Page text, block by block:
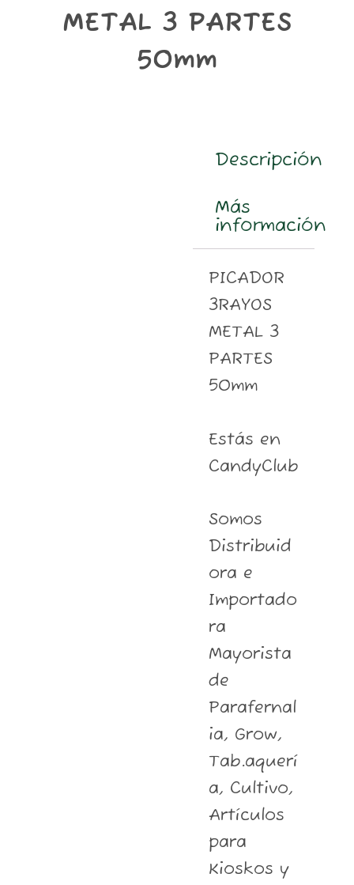
METAL 3 PARTES
50mm
Descripción
Más
información
PICADOR
3RAYOS
METAL 3
PARTES
50mm
Estás en
CandyClub
Somos
Distribuid
ora e
Importado
ra
Mayorista
de
Parafernal
ia, Grow,
Tab.aquerí
a, Cultivo,
Artículos
para
Kioskos y